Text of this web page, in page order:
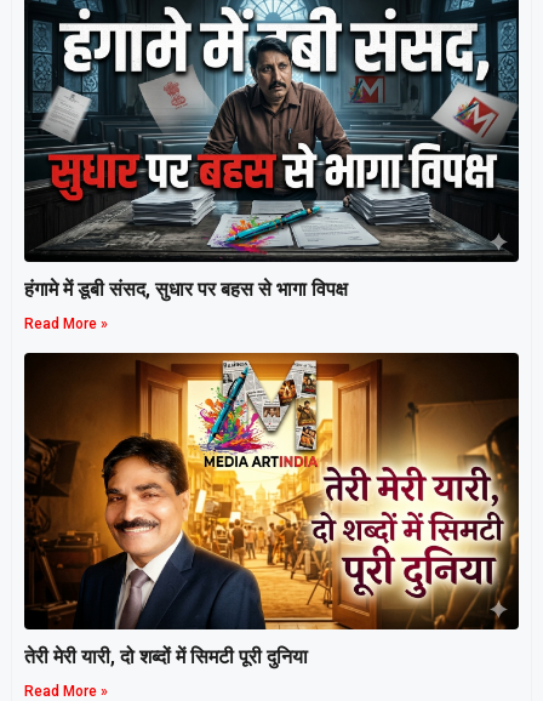
हंगामे में डूबी संसद, सुधार पर बहस से भागा विपक्ष
Read More »
तेरी मेरी यारी, दो शब्दों में सिमटी पूरी दुनिया
Read More »